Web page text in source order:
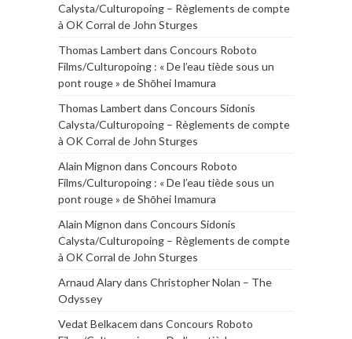
Calysta/Culturopoing – Règlements de compte
à OK Corral de John Sturges
Thomas Lambert dans Concours Roboto
Films/Culturopoing : « De l’eau tiède sous un
pont rouge » de Shōhei Imamura
Thomas Lambert dans Concours Sidonis
Calysta/Culturopoing – Règlements de compte
à OK Corral de John Sturges
Alain Mignon dans Concours Roboto
Films/Culturopoing : « De l’eau tiède sous un
pont rouge » de Shōhei Imamura
Alain Mignon dans Concours Sidonis
Calysta/Culturopoing – Règlements de compte
à OK Corral de John Sturges
Arnaud Alarydans Christopher Nolan – The
Odyssey
Vedat Belkacem dans Concours Roboto